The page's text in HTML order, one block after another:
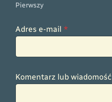
Pierwszy
I
m
ę
d
r
Adres e-mail *
Komentarz lub wiadomość